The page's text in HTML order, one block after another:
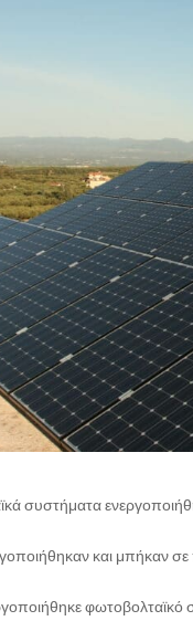
συστήματα
και μπήκαν
φωτοβολταϊκό